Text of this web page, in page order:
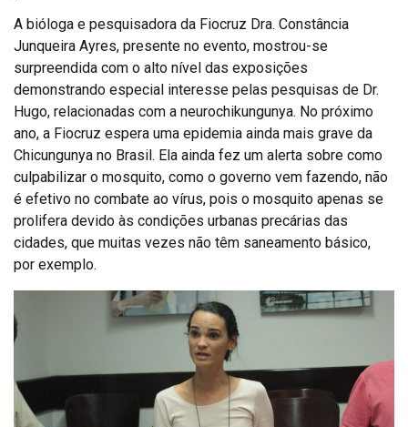
A bióloga e pesquisadora da Fiocruz Dra. Constância
Junqueira Ayres, presente no evento, mostrou-se
surpreendida com o alto nível das exposições
demonstrando especial interesse pelas pesquisas de Dr.
Hugo, relacionadas com a neurochikungunya. No próximo
ano, a Fiocruz espera uma epidemia ainda mais grave da
Chicungunya no Brasil. Ela ainda fez um alerta sobre como
culpabilizar o mosquito, como o governo vem fazendo, não
é efetivo no combate ao vírus, pois o mosquito apenas se
prolifera devido às condições urbanas precárias das
cidades, que muitas vezes não têm saneamento básico,
por exemplo.